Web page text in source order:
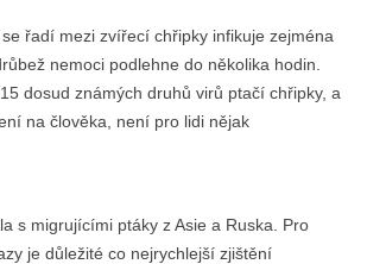
řadí mezi zvířecí chřipky infikuje zejména
nemoci podlehne do několika hodin.
dosud známých druhů virů ptačí chřipky, a
na člověka, není pro lidi nějak
s migrujícími ptáky z Asie a Ruska. Pro
je důležité co nejrychlejší zjištění